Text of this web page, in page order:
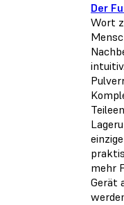
Der
Wort
mehr
Gerät